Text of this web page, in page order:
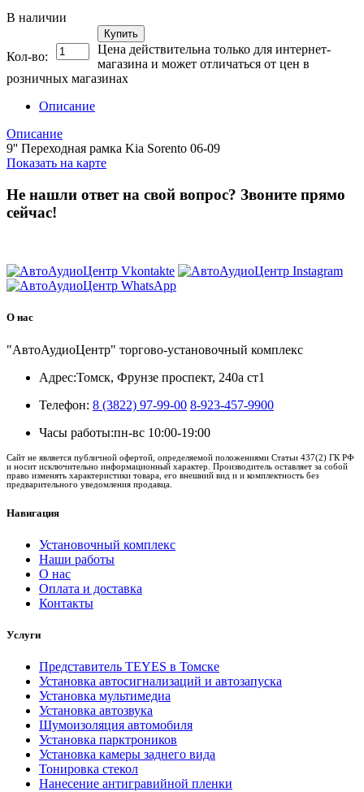
В наличии
Кол-во:
Купить
Цена действительна только для интернет-
магазина и может отличаться от цен в
розничных магазинах
Описание
Описание
9'' Переходная рамка Kia Sorento 06-09
Показать на карте
Не нашли ответ на свой вопрос? Звоните прямо
сейчас!
О нас
"АвтоАудиоЦентр" торгово-установочный комплекс
Адрес:Томск, Фрунзе проспект, 240а ст1
Телефон: 8 (3822) 97-99-00 8-923-457-9900
Часы работы:пн-вс 10:00-19:00
Сайт не является публичной офертой, определяемой положениями Статьи 437(2) ГК РФ
и носит исключительно информационный характер. Производитель оставляет за собой
право изменять характеристики товара, его внешний вид и и комплектность без
предварительного уведомления продавца.
Навигация
Установочный комплекс
Наши работы
О нас
Оплата и доставка
Контакты
Услуги
Представитель TEYES в Томске
Установка автосигнализаций и автозапуска
Установка мультимедиа
Установка автозвука
Шумоизоляция автомобиля
Установка парктроников
Установка камеры заднего вида
Тонировка стекол
Нанесение антигравийной пленки